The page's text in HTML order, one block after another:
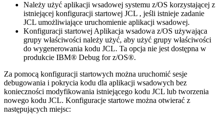
Należy użyć aplikacji wsadowej systemu z/OS korzystającej z
istniejącej konfiguracji startowej JCL , jeśli istnieje zadanie
JCL umożliwiające uruchomienie aplikacji wsadowej.
Konfiguracji startowej Aplikacja wsadowa z/OS używająca
grupy właściwości należy użyć, aby użyć grupy właściwości
do wygenerowania kodu JCL. Ta opcja nie jest dostępna w
produkcie IBM® Debug for z/OS®.
Za pomocą konfiguracji startowych można uruchomić sesje
debugowania i pokrycia kodu dla aplikacji wsadowych bez
konieczności modyfikowania istniejącego kodu JCL lub tworzenia
nowego kodu JCL. Konfiguracje startowe można otwierać z
następujących miejsc: